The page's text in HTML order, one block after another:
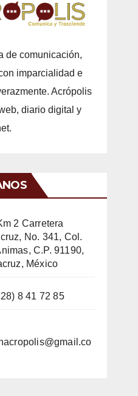
de comunicación,
imparcialidad e
Acrópolis
diario digital y
2 Carretera
No. 341, Col.
C.P. 91190,
México
8 41 72 85